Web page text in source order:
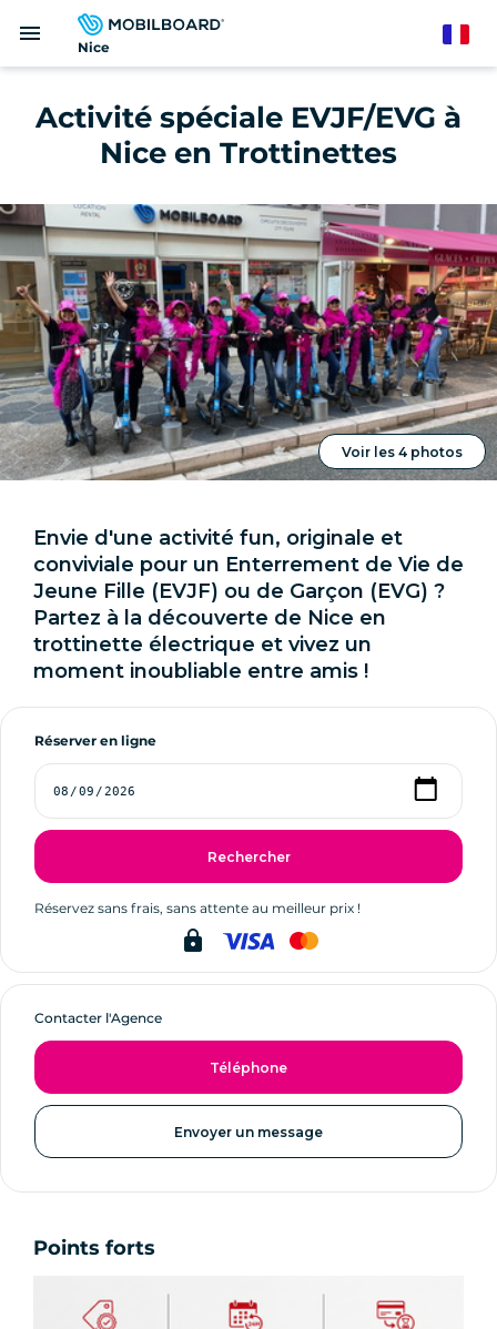
Nice
menu
Activité spéciale EVJF/EVG à
Nice en Trottinettes
Voir les 4 photos
Envie d'une activité fun, originale et
conviviale pour un Enterrement de Vie de
Jeune Fille (EVJF) ou de Garçon (EVG) ?
Partez à la découverte de Nice en
trottinette électrique et vivez un
moment inoubliable entre amis !
Réserver en ligne
Rechercher
Réservez sans frais, sans attente au meilleur prix !
lock
Contacter l'Agence
Téléphone
Envoyer un message
Points forts